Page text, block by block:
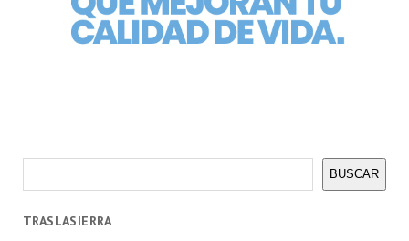
BUSCAR
TRASLASIERRA